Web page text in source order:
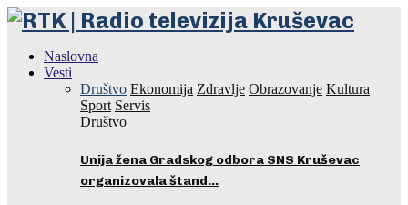
Naslovna
Vesti
Društvo Ekonomija Zdravlje Obrazovanje Kultura
Sport Servis
Društvo
Unija žena Gradskog odbora SNS Kruševac
organizovala štand…